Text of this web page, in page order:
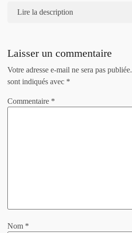
Lire la description
Laisser un commentaire
Votre adresse e-mail ne sera pas publiée.
sont indiqués avec *
Commentaire *
Nom *